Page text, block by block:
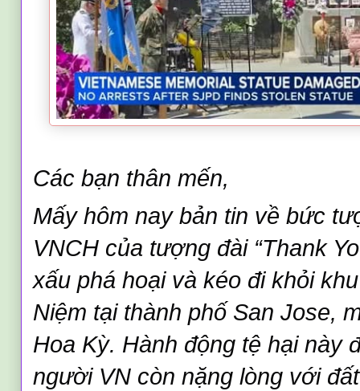
Các bạn thân mến,
Mấy hôm nay bản tin về bức
VNCH của tượng đài “Thank
xấu phá hoại và kéo đi khỏi
Niệm tại thành phố San Jose,
Hoa Kỳ. Hành động tệ hại này
người VN còn nặng lòng với